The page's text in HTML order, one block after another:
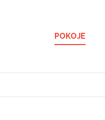
POKOJE